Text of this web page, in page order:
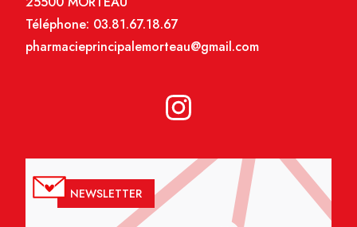
Téléphone: 03.81.67.18.67
pharmacieprincipalemorteau@gmail.com
NEWSLETTER